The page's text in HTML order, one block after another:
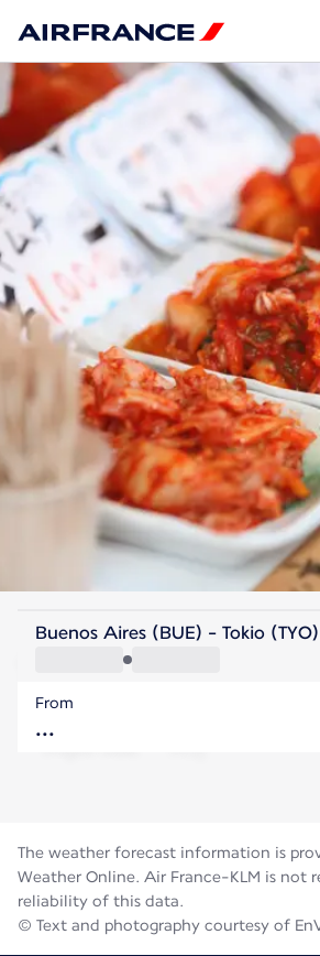
Japan
Tokyo
Japan
Flight time
Buenos Aires (BUE) - Tokio (TYO)
From
The weather forecast information is
Weather Online. Air France-KLM is not
reliability of this data.
© Text and photography courtesy of